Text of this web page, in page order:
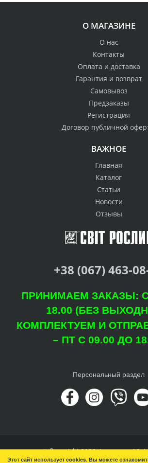
О МАГАЗИНЕ
О нас
Контакты
Оплата и доставка
Гарантия и возврат
Самовывоз
Предзаказы
Регистрация
Договор публичной
ВАЖНОЕ
Главная
Каталог
Статьи
Новости
Отзывы
+38 (067) 463-
ПРИНИМАЕМ ЗАКАЗЫ: С
18.00 (БЕЗ
КОМПЛЕКТУЕМ И
– ПТ С 09.00 ДО
Персональный раздел
© Copyright 2022 Агроцентр
Наверх
Этот сайт использует cookies. Вы можете